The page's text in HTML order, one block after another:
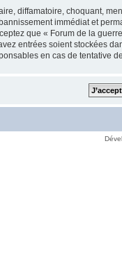
diffamatoire, choquant,
immédiat et
que « Forum de la
entrées soient stockées
en cas de tentative